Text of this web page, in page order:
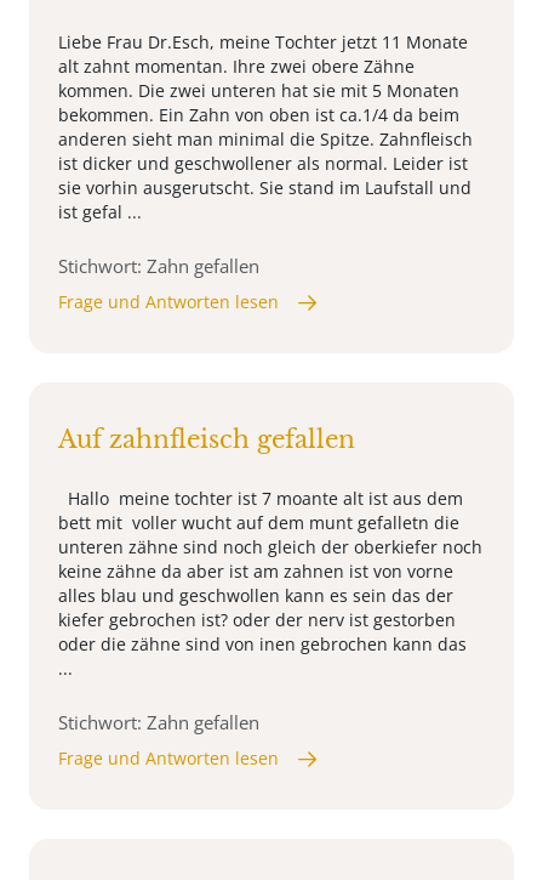
Liebe Frau Dr.Esch, meine Tochter jetzt 11 Monate
alt zahnt momentan. Ihre zwei obere Zähne
kommen. Die zwei unteren hat sie mit 5 Monaten
bekommen. Ein Zahn von oben ist ca.1/4 da beim
anderen sieht man minimal die Spitze. Zahnfleisch
ist dicker und geschwollener als normal. Leider ist
sie vorhin ausgerutscht. Sie stand im Laufstall und
ist gefal ...
Stichwort: Zahn gefallen
Frage und Antworten lesen
Auf zahnfleisch gefallen
Hallo meine tochter ist 7 moante alt ist aus dem
bett mit voller wucht auf dem munt gefalletn die
unteren zähne sind noch gleich der oberkiefer noch
keine zähne da aber ist am zahnen ist von vorne
alles blau und geschwollen kann es sein das der
kiefer gebrochen ist? oder der nerv ist gestorben
oder die zähne sind von inen gebrochen kann das
...
Stichwort: Zahn gefallen
Frage und Antworten lesen